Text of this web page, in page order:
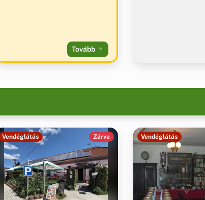
Tovább
Vendéglátás Zárva Vendéglátás